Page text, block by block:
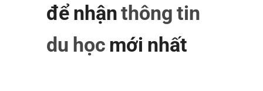
để nhậnthông tin
du học mới nhất